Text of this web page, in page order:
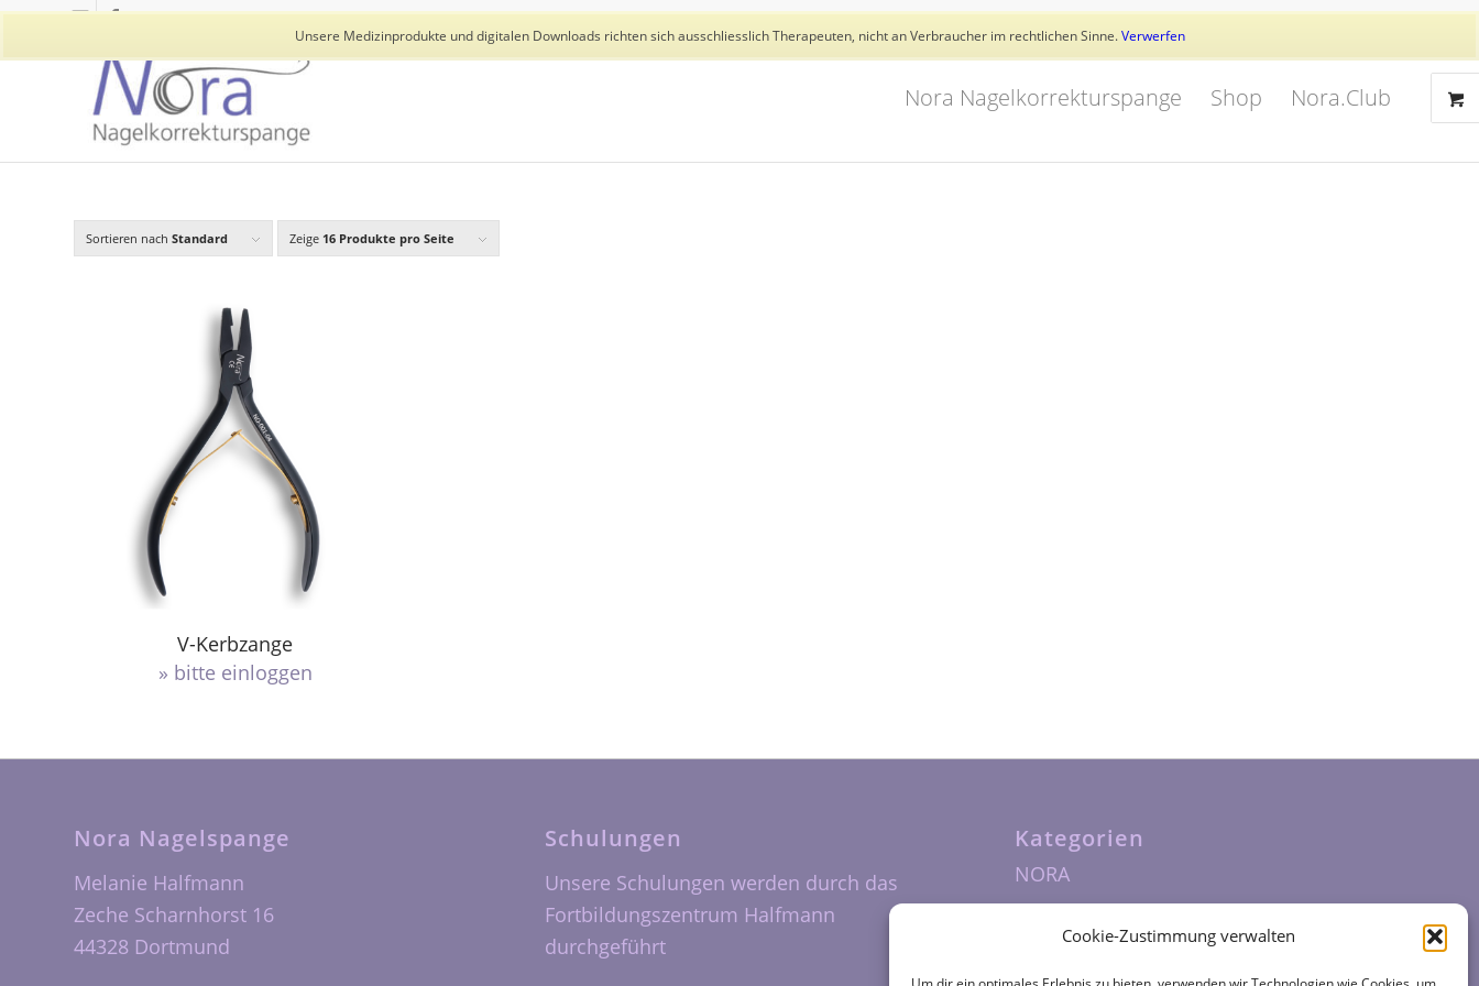
Cookie-Zustimmung verwalten
Unsere Medizinprodukte und digitalen Downloads richten sich ausschliesslich Therapeuten, nicht an Verbraucher im rechtlichen Sinne.Verwerfen
Aktuelles Trainer 👥 Kundenkonto
Nora Nagelkorrekturspange Shop Nora.Club
Sortieren nach Standard Zeige 16 Produkte pro Seite
V-Kerbzange
» bitte einloggen
Nora Nagelspange
Melanie Halfmann
Zeche Scharnhorst 16
44328 Dortmund
Schulungen
Unsere Schulungen werden durch das
Fortbildungszentrum Halfmann
durchgeführt
Kategorien
NORA